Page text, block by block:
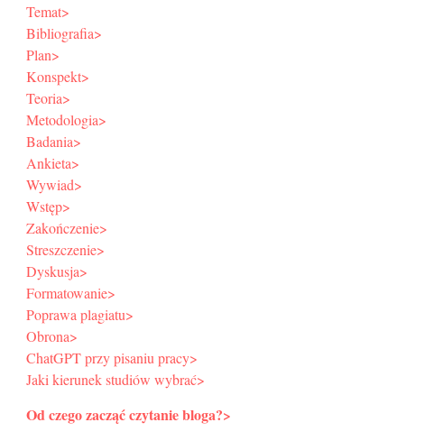
Temat>
Bibliografia>
Plan>
Konspekt>
Teoria>
Metodologia>
Badania>
Ankieta>
Wywiad>
Wstęp>
Zakończenie>
Streszczenie>
Dyskusja>
Formatowanie>
Poprawa plagiatu>
Obrona>
ChatGPT przy pisaniu pracy>
Jaki kierunek studiów wybrać>
Od czego zacząć czytanie bloga?>